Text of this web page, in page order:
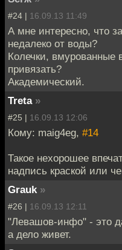
#24 | 16.09.13 11:49
А мне интересно, что
недалеко от воды?
Колечки, вмурованные
привязать?
Академический.
Treta »
#25 | 16.09.13 12:06
Кому: maig4eg, #14
Такое нехорошее
надпись краской или
Grauk »
#26 | 16.09.13 12:11
"Левашов-инфо" - это
а дело живет.